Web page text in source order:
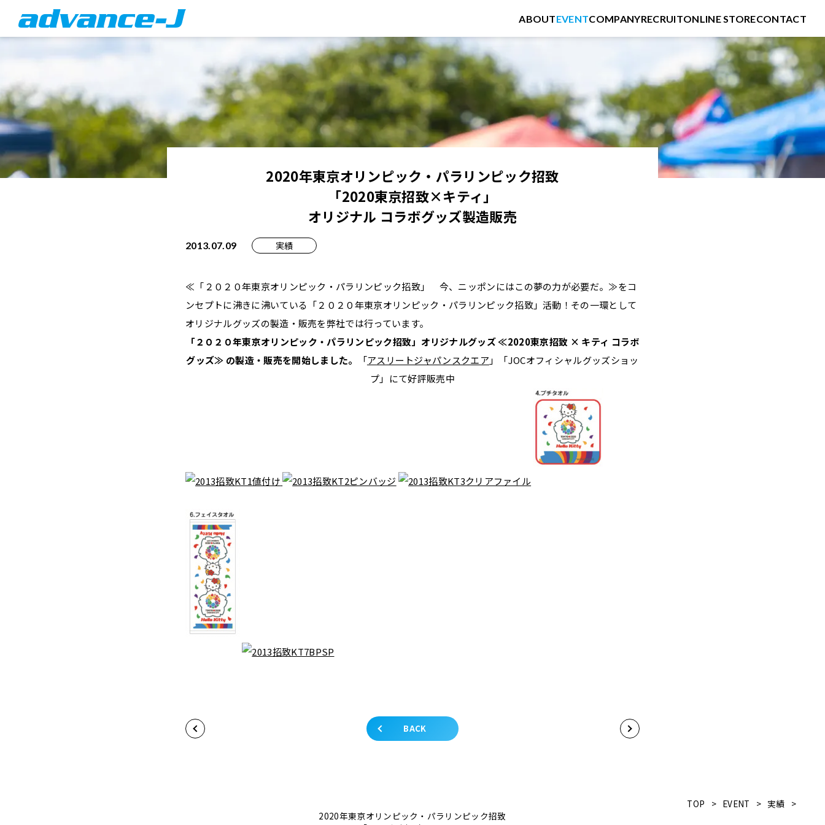
ABOUTEVENTCOMPANYRECRUITONLINE STORECONTACT
2020年東京オリンピック・パラリンピック招致
「2020東京招致×キティ」
オリジナル コラボグッズ製造販売
2013.07.09 実績
≪「２０２０年東京オリンピック・パラリンピック招致」 今、ニッポンにはこの夢の力が必要だ。≫をコ
ンセプトに沸きに沸いている「２０２０年東京オリンピック・パラリンピック招致」活動！その一環として
オリジナルグッズの製造・販売を弊社では行っています。
「２０２０年東京オリンピック・パラリンピック招致」オリジナルグッズ ≪2020東京招致 × キティ コラボ
グッズ≫ の製造・販売を開始しました。
「アスリートジャパンスクエア 」「JOCオフィシャルグッズショッ
プ」にて好評販売中
BACK
TOP > EVENT > 実績 >
2020年東京オリンピック・パラリンピック招致